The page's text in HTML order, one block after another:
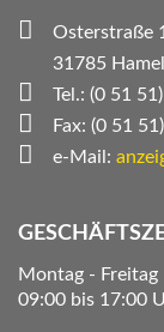
Osterstraße
31785
Tel.: (0 51
Fax: (0 51
e-Mail:
Montag - Freitag
09:00 bis 17:00